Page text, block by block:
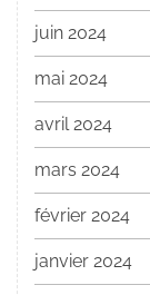
juin 2024
mai 2024
avril 2024
mars 2024
février 2024
janvier 2024